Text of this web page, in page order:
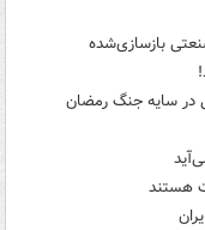
بازسازی‌شده
در سایه جنگ رمضان